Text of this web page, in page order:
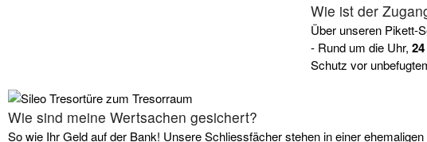
Wie ist der
Über unseren Pikett-
- Rund um die Uhr,
Schutz vor
Wie sind meine Wertsachen gesichert?
So wie Ihr Geld auf der Bank! Unsere Schliessfächer stehen in einer